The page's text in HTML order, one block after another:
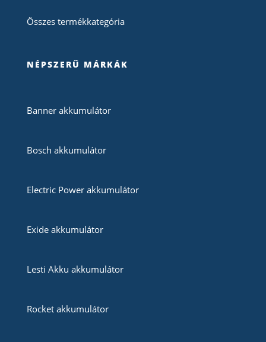
Összes termékkategória
NÉPSZERŰ MÁRKÁK
Banner akkumulátor
Bosch akkumulátor
Electric Power akkumulátor
Exide akkumulátor
Lesti Akku akkumulátor
Rocket akkumulátor